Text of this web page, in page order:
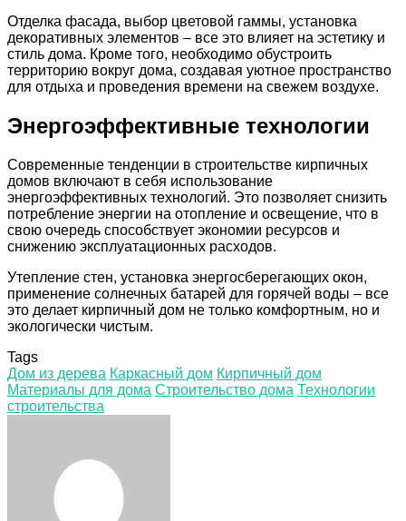
Отделка фасада, выбор цветовой гаммы, установка
декоративных элементов – все это влияет на эстетику и
стиль дома. Кроме того, необходимо обустроить
территорию вокруг дома, создавая уютное пространство
для отдыха и проведения времени на свежем воздухе.
Энергоэффективные технологии
Современные тенденции в строительстве кирпичных
домов включают в себя использование
энергоэффективных технологий. Это позволяет снизить
потребление энергии на отопление и освещение, что в
свою очередь способствует экономии ресурсов и
снижению эксплуатационных расходов.
Утепление стен, установка энергосберегающих окон,
применение солнечных батарей для горячей воды – все
это делает кирпичный дом не только комфортным, но и
экологически чистым.
Tags
Дом из дерева Каркасный дом Кирпичный дом
Материалы для дома Строительство дома Технологии
строительства